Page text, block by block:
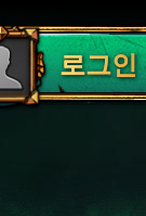
로그인
로그아웃